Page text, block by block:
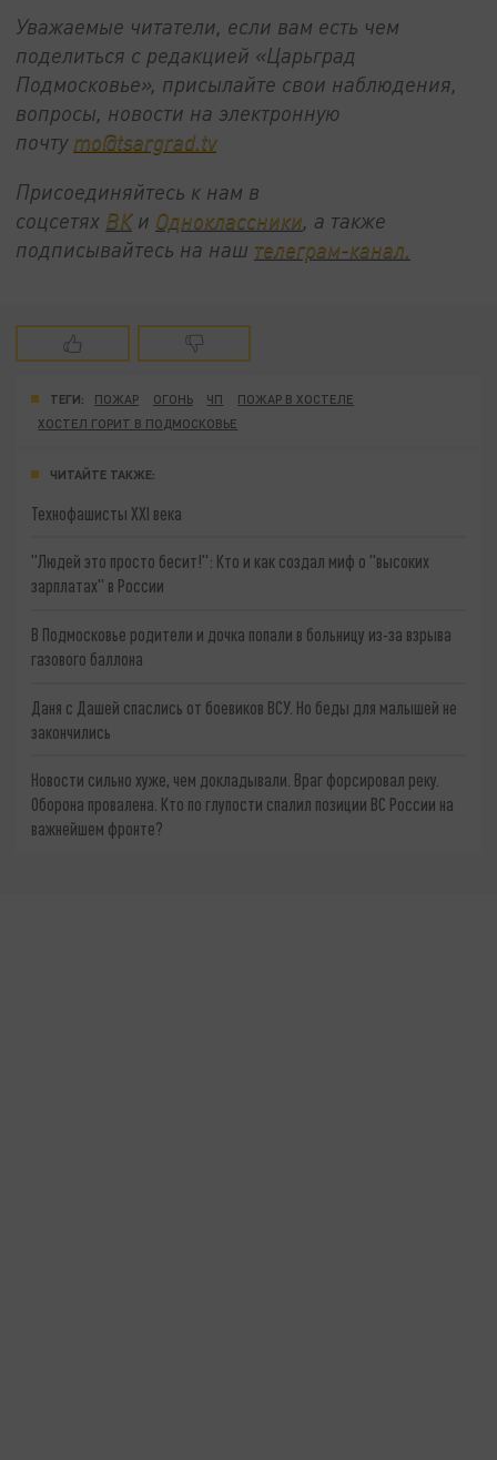
Уважаемые читатели, если вам есть чем
поделиться с редакцией «Царьград
Подмосковье», присылайте свои наблюдения,
вопросы, новости на электронную
почту mo@tsargrad.tv
Присоединяйтесь к нам в
соцсетях ВКи Одноклассники, а также
подписывайтесь на наш телеграм-канал.
ТЕГИ: ПОЖАР ОГОНЬ ЧП
ПОЖАР В ХОСТЕЛЕ
ХОСТЕЛ ГОРИТ В ПОДМОСКОВЬЕ
ЧИТАЙТЕ ТАКЖЕ:
Технофашисты XXI века
"Людей это просто бесит!": Кто и как создал миф о "высоких
зарплатах" в России
В Подмосковье родители и дочка попали в больницу из-за взрыва
газового баллона
Даня с Дашей спаслись от боевиков ВСУ. Но беды для малышей не
закончились
Новости сильно хуже, чем докладывали. Враг форсировал реку.
Оборона провалена. Кто по глупости спалил позиции ВС России на
важнейшем фронте?